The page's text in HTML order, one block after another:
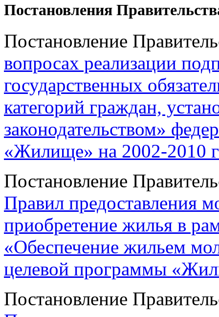
Постановления
Постановление
вопросах реализации
государственных
категорий граждан,
законодательством»
«Жилище» на 2002-2010
Постановление
Правил предоставления
приобретение жилья в
«Обеспечение жильем
целевой программы
Постановление